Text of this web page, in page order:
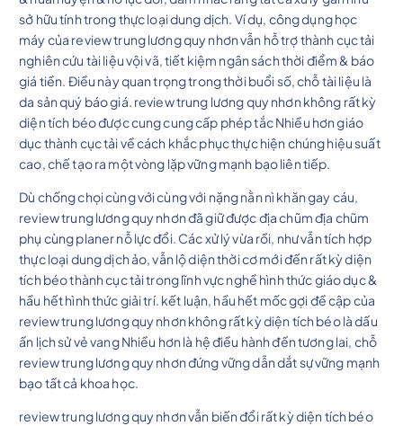
sở hữu tính trong thực loại dung dịch. Ví dụ, công dụng học
máy của review trung lương quy nhơn vẫn hỗ trợ thành cục tải
nghiên cứu tài liệu vội vã, tiết kiệm ngân sách thời điểm & báo
giá tiền. Điều này quan trọng trong thời buổi số, chỗ tài liệu là
da sản quý báo giá. review trung lương quy nhơn không rất kỳ
diện tích béo được cung cung cấp phép tắc Nhiều hơn giáo
dục thành cục tải về cách khắc phục thực hiện chúng hiệu suất
cao, chế tạo ra một vòng lặp vững mạnh bạo liên tiếp.
Dù chống chọi cùng với cùng với nặng nằn nì khăn gay cáu,
review trung lương quy nhơn đã giữ được địa chũm địa chũm
phụ cùng planer nỗ lực đổi. Các xử lý vừa rồi, như vẫn tích hợp
thực loại dung dịch ảo, vẫn lộ diện thời cơ mới đến rất kỳ diện
tích béo thành cục tải trong lĩnh vực nghề hình thức giáo dục &
hầu hết hình thức giải trí. kết luận, hầu hết mốc gợi đề cập của
review trung lương quy nhơn không rất kỳ diện tích béo là dấu
ấn lịch sử vẻ vang Nhiều hơn là hệ điều hành đến tương lai, chỗ
review trung lương quy nhơn đứng vững dẫn dắt sự vững mạnh
bạo tất cả khoa học.
review trung lương quy nhơn vẫn biến đổi rất kỳ diện tích béo